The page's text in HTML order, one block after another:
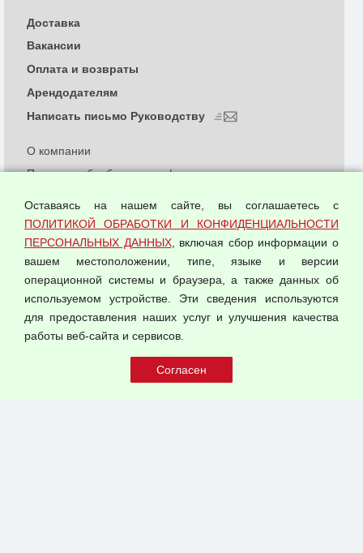
© 2026 ООО "Феникс"
О компании
Политика обработки и конфиденциальности
Согласием на обработку персональных данных
Оферта оптовой купли-продажи
Публичная оферта
Доставка
Вакансии
Оплата и возвраты
Арендодателям
Написать письмо Руководству
Оставаясь на нашем сайте, вы соглашаетесь с
ПОЛИТИКОЙ ОБРАБОТКИ И КОНФИДЕНЦИАЛЬНОСТИ
ПЕРСОНАЛЬНЫХ ДАННЫХ, включая сбор информации о
вашем местоположении, типе, языке и версии
операционной системы и браузера, а также данных об
используемом устройстве. Эти сведения используются
для предоставления наших услуг и улучшения качества
работы веб-сайта и сервисов.